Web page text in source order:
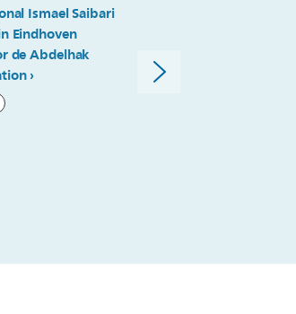
Ismael Saibari
Eindhoven
de Abdelhak
Nieuwsartikel